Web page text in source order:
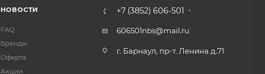
НОВОСТИ
FAQ
Бренды
Оферта
Акции
+7 (3852) 606-501
606501nbs@mail.ru
г. Барнаул, пр-т. Ленина д.71